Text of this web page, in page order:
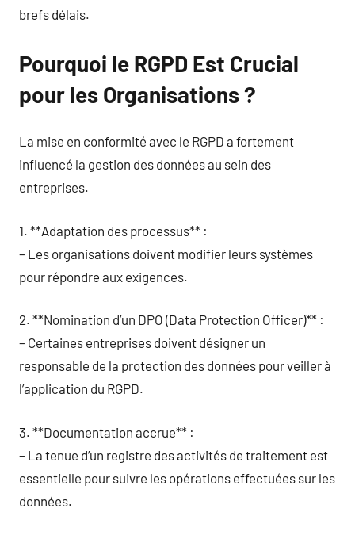
brefs délais.
Pourquoi le RGPD Est Crucial
pour les Organisations ?
La mise en conformité avec le RGPD a fortement
influencé la gestion des données au sein des
entreprises.
1. **Adaptation des processus** :
– Les organisations doivent modifier leurs systèmes
pour répondre aux exigences.
2. **Nomination d’un DPO (Data Protection Officer)** :
– Certaines entreprises doivent désigner un
responsable de la protection des données pour veiller à
l’application du RGPD.
3. **Documentation accrue** :
– La tenue d’un registre des activités de traitement est
essentielle pour suivre les opérations effectuées sur les
données.